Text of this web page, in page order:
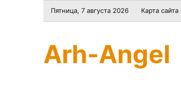
Пятница, 7 августа 2026 Карта сайта
Arh-Angel